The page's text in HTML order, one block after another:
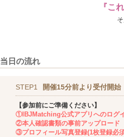
『こ
当日の流れ
STEP1 開催15分前より受付開始
【参加前にご準備ください】
①IBJMatching公式アプリへのログ
②本人確認書類の事前アップロード
③プロフィール写真登録(1枚登録必